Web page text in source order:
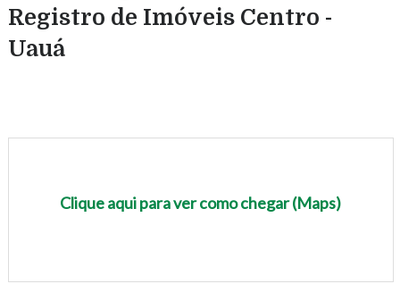
Registro de Imóveis Centro -
Uauá
Clique aqui para ver como chegar (Maps)